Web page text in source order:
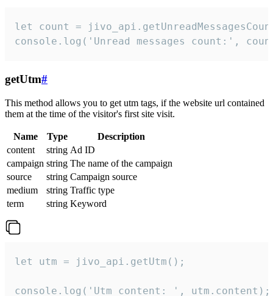
let count =
console.log('Unread messages count:',
getUtm#
This method allows you to get utm tags, if the website url contained
them at the time of the visitor's first site visit.
Name Type
Description
content
string Ad ID
campaign string The name of the campaign
source
string Campaign source
medium
string Traffic type
term
string Keyword
let utm = jivo_api.getUtm();
console.log('Utm content: ', utm.content);